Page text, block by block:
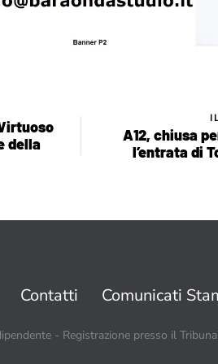
della
A12, chiusa
l’entrata di
Contatti Comunicati
- Registrazione presso il